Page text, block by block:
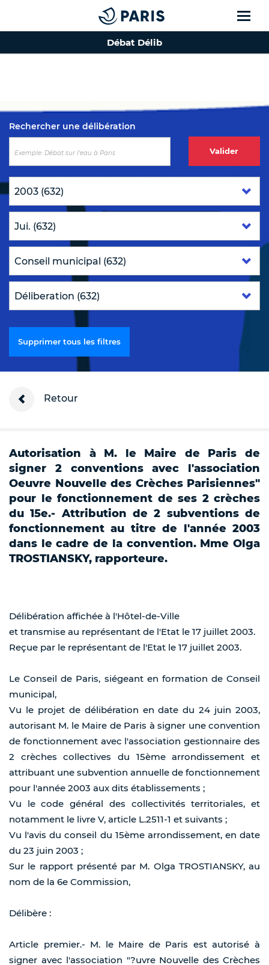
Top of the page
Débat Délib
Rechercher une délibération
Valider
Supprimer tous les filtres
Retour
Autorisation à M. le Maire de Paris de
signer 2 conventions avec l'association
Oeuvre Nouvelle des Crèches Parisiennes"
pour le fonctionnement de ses 2 crèches
du 15e.- Attribution de 2 subventions de
fonctionnement au titre de l'année 2003
dans le cadre de la convention. Mme Olga
TROSTIANSKY, rapporteure.
Délibération affichée à l'Hôtel-de-Ville
et transmise au représentant de l'Etat le 17 juillet 2003.
Reçue par le représentant de l'Etat le 17 juillet 2003.
Le Conseil de Paris, siégeant en formation de Conseil
municipal,
Vu le projet de délibération en date du 24 juin 2003,
autorisant M. le Maire de Paris à signer une convention
de fonctionnement avec l'association gestionnaire des
2 crèches collectives du 15ème arrondissement et
attribuant une subvention annuelle de fonctionnement
pour l'année 2003 aux dits établissements ;
Vu le code général des collectivités territoriales, et
notamment le livre V, article L.2511-1 et suivants ;
Vu l'avis du conseil du 15ème arrondissement, en date
du 23 juin 2003 ;
Sur le rapport présenté par M. Olga TROSTIANSKY, au
nom de la 6e Commission,
Délibère :
Article premier.- M. le Maire de Paris est autorisé à
signer avec l'association "?uvre Nouvelle des Crèches